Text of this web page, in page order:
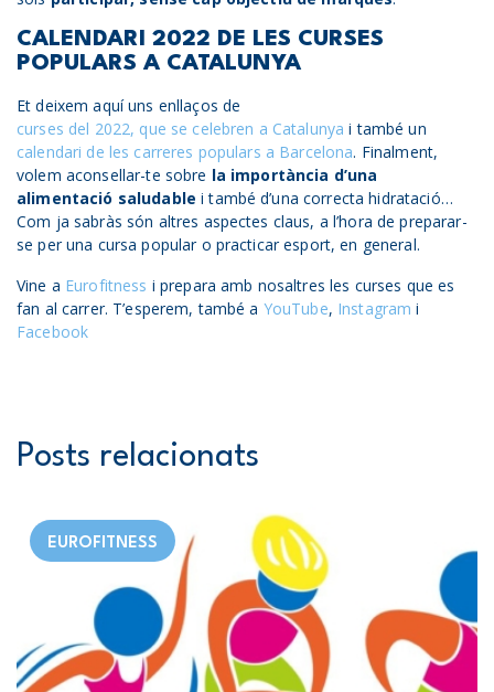
CALENDARI 2022 DE LES CURSES
POPULARS A CATALUNYA
Et deixem aquí uns enllaços de
curses del 2022, que se celebren a Catalunya i també un
calendari de les carreres populars a Barcelona. Finalment,
volem aconsellar-te sobre la importància d’una
alimentació saludable i també d’una correcta hidratació…
Com ja sabràs són altres aspectes claus, a l’hora de preparar-
se per una cursa popular o practicar esport, en general.
Vine a Eurofitness i prepara amb nosaltres les curses que es
fan al carrer. T’esperem, també a YouTube, Instagram i
Facebook
Posts relacionats
EUROFITNESS